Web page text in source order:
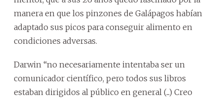
manera en que los pinzones de Galápagos habían
adaptado sus picos para conseguir alimento en
condiciones adversas.
Darwin “no necesariamente intentaba ser un
comunicador científico, pero todos sus libros
estaban dirigidos al público en general (...) Creo